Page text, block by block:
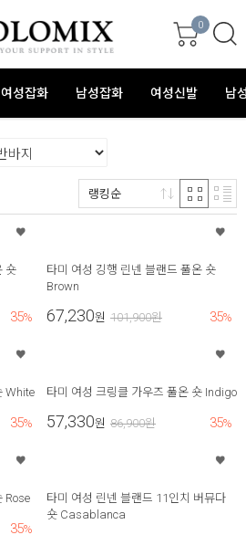
0
여성잡화 남성잡화 여성신발 남
랭킹순
숏
35%
타미 여성 깅행 린넨 블랜드 풀온 숏
Brown
67,230원 101,900원 35%
White
35%
타미 여성 크링클 가우즈 풀온 숏 Indigo
57,330원 86,900원 35%
Rose
35%
타미 여성 린넨 블랜드 11인치 버뮤다
숏 Casablanca